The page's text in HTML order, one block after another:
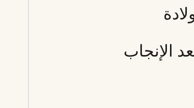
الإنجاب